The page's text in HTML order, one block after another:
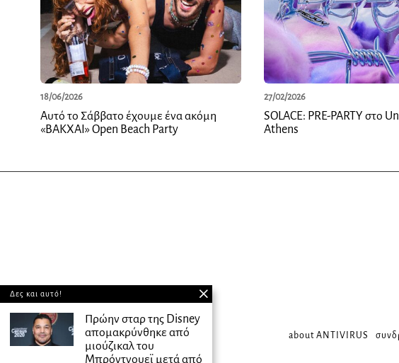
18/06/2026
Αυτό το Σάββατο έχουμε ένα ακόμη
«ΒΑΚΧΑΙ» Open Beach Party
27/02/2026
SOLACE: PRE-PARTY στο
Athens
about ANTIVIRUS
Δες και αυτό!
Πρώην σταρ της Disney
απομακρύνθηκε από
μιούζικαλ του
Μπρόντγουεϊ μετά από